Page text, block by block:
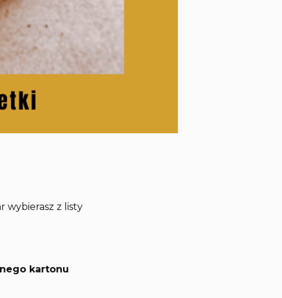
wybierasz z listy
kartonu